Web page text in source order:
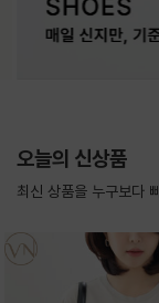
오늘의 신상품
최신 상품을 누구보다